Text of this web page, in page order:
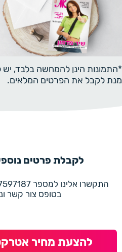
*התמונות הינן להמחשה בלבד,
מנת לקבל את הפרטים המלאים.
לקבלת פרטים
בטופס צור קשר
להצעת מחיר